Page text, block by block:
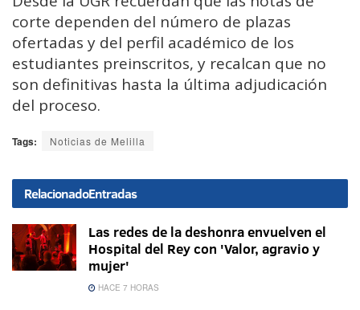
corte dependen del número de plazas
ofertadas y del perfil académico de los
estudiantes preinscritos, y recalcan que no
son definitivas hasta la última adjudicación
del proceso.
Tags: Noticias de Melilla
RelacionadoEntradas
Las redes de la deshonra envuelven el
Hospital del Rey con 'Valor, agravio y
mujer'
HACE 7 HORAS